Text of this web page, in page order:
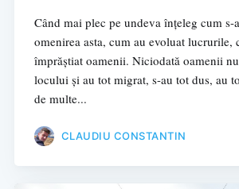
Când mai plec pe undeva înțeleg cum s-
omenirea asta, cum au evoluat lucrurile,
împrăștiat oamenii. Niciodată oamenii
locului și au tot migrat, s-au tot dus, au
de multe...
CLAUDIU CONSTANTIN